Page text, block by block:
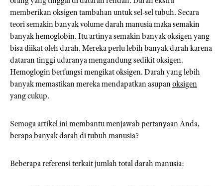
memberikan oksigen tambahan untuk sel-sel tubuh. Secara
teori semakin banyak volume darah manusia maka semakin
banyak hemoglobin. Itu artinya semakin banyak oksigen yang
bisa diikat oleh darah. Mereka perlu lebih banyak darah karena
dataran tinggi udaranya mengandung sedikit oksigen.
Hemoglogin berfungsi mengikat oksigen. Darah yang lebih
banyak memastikan mereka mendapatkan asupanoksigen
yang cukup.
Semoga artikel ini membantu menjawab pertanyaan Anda,
berapa banyak darah di tubuh manusia?
Beberapa referensi terkait jumlah total darah manusia: